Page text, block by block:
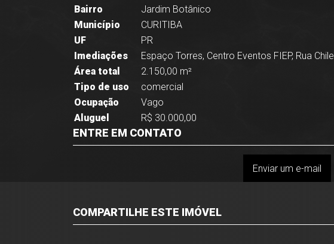
Bairro
Jardim Botânico
Município
CURITIBA
UF
PR
Imediações
Espaço Torres, Centro Eventos FIEP, Rua Chile
Área total
2.150,00 m²
Tipo de uso
comercial
Ocupação
Vago
Aluguel
R$ 30.000,00
ENTRE EM CONTATO
Enviar um e-mail
COMPARTILHE ESTE IMÓVEL